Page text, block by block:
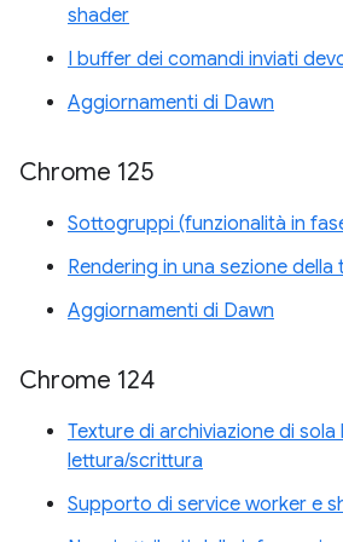
shader
I buffer dei comandi inviati
Aggiornamenti di Dawn
Chrome 125
Sottogruppi (funzionalità in
Rendering in una sezione della
Aggiornamenti di Dawn
Chrome 124
Texture di archiviazione di sola
lettura/scrittura
Supporto di service worker e